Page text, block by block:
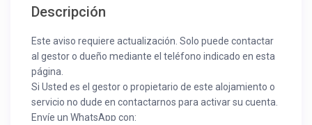
Descripción
Este aviso requiere actualización. Solo puede contactar
al gestor o dueño mediante el teléfono indicado en esta
página.
Si Usted es el gestor o propietario de este alojamiento o
servicio no dude en contactarnos para activar su cuenta.
Envíe un WhatsApp con: